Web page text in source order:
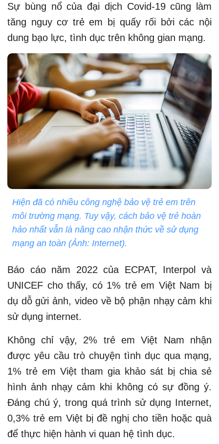
Sự bùng nổ của đại dịch Covid-19 cũng làm
tăng nguy cơ trẻ em bị quấy rối bởi các nội
dung bạo lực, tình dục trên không gian mạng.
Hiện đã có nhiều công nghệ bảo vệ trẻ em trên
môi trường mạng. Tuy vậy, cách bảo vệ trẻ hoàn
hảo nhất vẫn là nâng cao nhận thức về sử dụng
mạng an toàn (Ảnh: Internet).
Báo cáo năm 2022 của ECPAT, Interpol và
UNICEF cho thấy, có 1% trẻ em Việt Nam bị
dụ dỗ gửi ảnh, video về bộ phận nhạy cảm khi
sử dụng internet.
Không chỉ vậy, 2% trẻ em Việt Nam nhận
được yêu cầu trò chuyện tình dục qua mạng,
1% trẻ em Việt tham gia khảo sát bị chia sẻ
hình ảnh nhạy cảm khi không có sự đồng ý.
Đáng chú ý, trong quá trình sử dụng Internet,
0,3% trẻ em Việt bị đề nghị cho tiền hoặc quà
để thực hiện hành vi quan hệ tình dục.